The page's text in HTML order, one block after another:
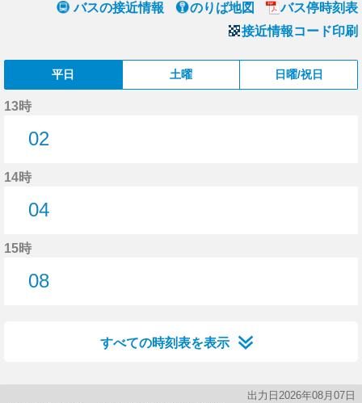
バスの接近情報 のりば地図
バス停時刻表
接近情報コード印刷
平日 土曜 日曜/祝日
13時
02
14時
04
15時
08
すべての時刻表を表示
出力日2026年08月07日